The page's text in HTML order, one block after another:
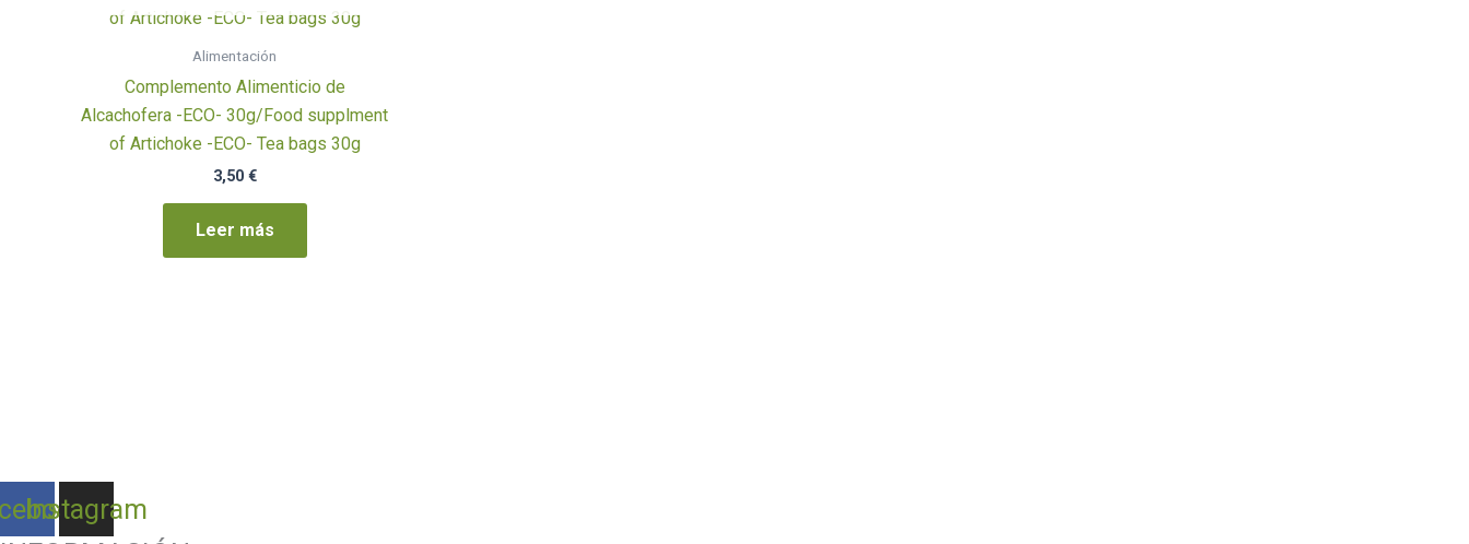
Alimentación
Complemento Alimenticio de
Alcachofera -ECO- 30g/Food supplment
of Artichoke -ECO- Tea bags 30g
3,50 €
Leer más
Instagram